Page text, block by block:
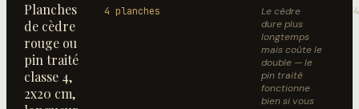
Planches
de cèdre
rouge ou
pin traité
classe 4,
2x20 cm,
4 planches
Le cèdre
dure plus
longtemps
mais coûte le
double — le
pin traité
fonctionne
bien si vous